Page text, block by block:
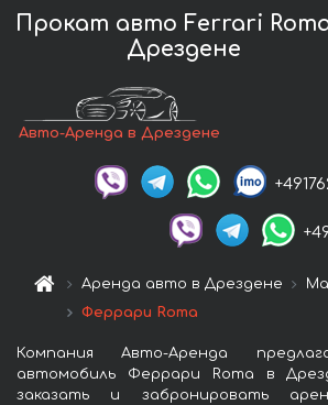
Прокат авто Ferrari
Дрездене
Авто-Аренда в Дрездене
Аренда авто в Дрездене
Феррари Roma
Компания Авто-Аренда
автомобиль Феррари Roma в
заказать и забронировать